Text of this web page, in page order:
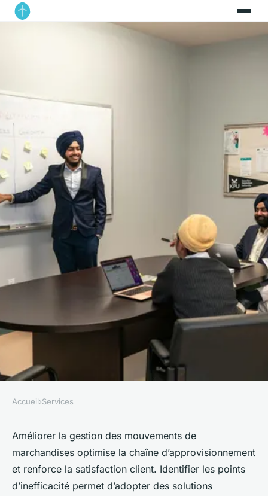
Top stratégies pour améliorer
la gestion des mouvements de
marchandises
Accueil›Services
Améliorer la gestion des mouvements de
marchandises optimise la chaîne d’approvisionnement
et renforce la satisfaction client. Identifier les points
d’inefficacité permet d’adopter des solutions